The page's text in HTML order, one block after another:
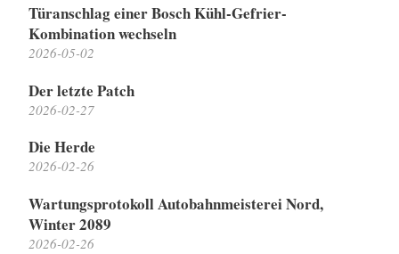
Türanschlag einer Bosch Kühl-Gefrier-
Kombination wechseln
2026-05-02
Der letzte Patch
2026-02-27
Die Herde
2026-02-26
Wartungsprotokoll Autobahnmeisterei Nord,
Winter 2089
2026-02-26